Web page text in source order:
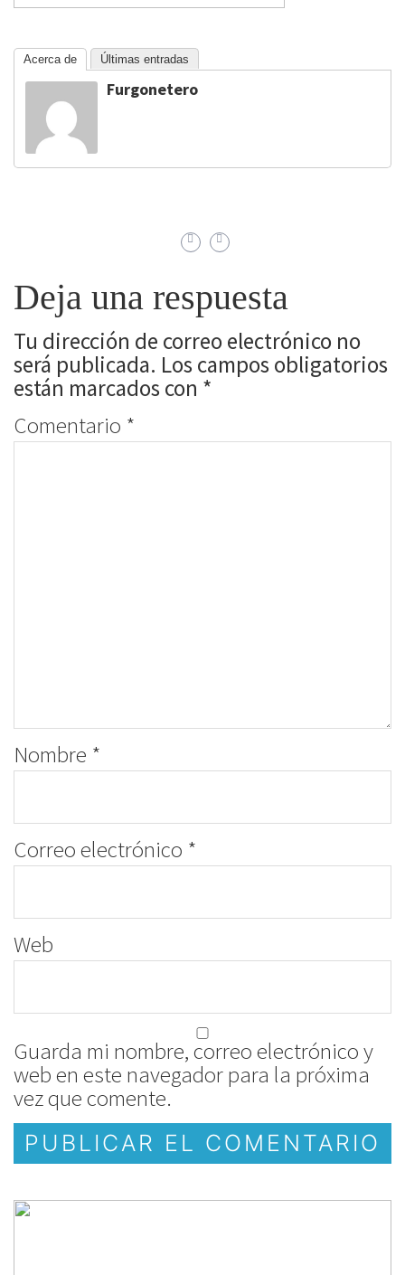
Acerca de Últimas entradas
Furgonetero
Deja una respuesta
Tu dirección de correo electrónico no
será publicada. Los campos obligatorios
están marcados con *
Comentario *
Nombre *
Correo electrónico *
Web
Guarda mi nombre, correo electrónico y
web en este navegador para la próxima
vez que comente.